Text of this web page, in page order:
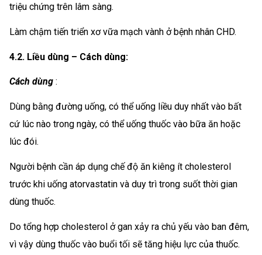
triệu chứng trên lâm sàng.
Làm chậm tiến triển xơ vữa mạch vành ở bệnh nhân CHD.
4.2. Liều dùng – Cách dùng:
Cách dùng :
Dùng bằng đường uống, có thể uống liều duy nhất vào bất
cứ lúc nào trong ngày, có thể uống thuốc vào bữa ăn hoặc
lúc đói.
Người bệnh cần áp dụng chế độ ăn kiêng ít cholesterol
trước khi uống atorvastatin và duy trì trong suốt thời gian
dùng thuốc.
Do tổng hợp cholesterol ở gan xảy ra chủ yếu vào ban đêm,
vì vậy dùng thuốc vào buổi tối sẽ tăng hiệu lực của thuốc.